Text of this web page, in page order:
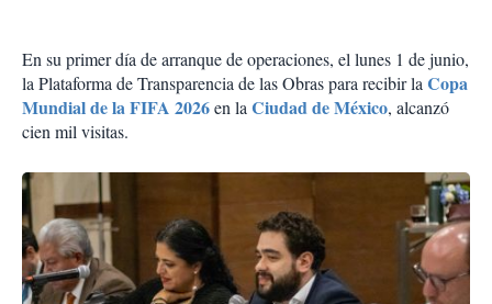
En su primer día de arranque de operaciones, el lunes 1 de junio,
la Plataforma de Transparencia de las Obras para recibir laCopa
Mundial de la FIFA 2026en laCiudad de México, alcanzó
cien mil visitas.